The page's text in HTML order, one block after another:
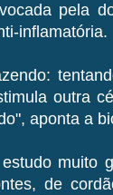
pela
inflamatória.
outra
aponta a
muito
de